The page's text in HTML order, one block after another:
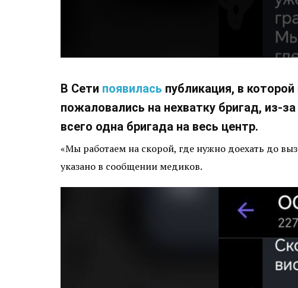
В Сети появилась публикация, в
пожаловались на нехватку бригад, из-
всего одна бригада на весь центр.
«Мы работаем на скорой, где нужно доехать до
указано в сообщении медиков.